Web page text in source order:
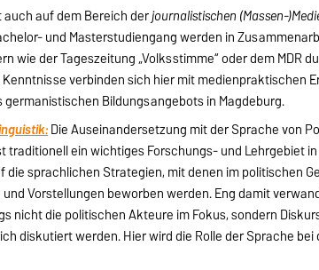
auch auf dem Bereich derjournalistischen (Massen-
und Masterstudiengang werden in
wie der Tageszeitung „Volksstimme“ oder dem MDR
verbinden sich hier mit medienpraktischen
Bildungsangebots in Magdeburg.
Die Auseinandersetzung mit der Sprache von
ein wichtiges Forschungs- und Lehrgebiet
die sprachlichen Strategien, mit denen im politischen
Vorstellungen beworben werden. Eng damit
nicht die politischen Akteure im Fokus, sondern
diskutiert werden. Hier wird die Rolle der Sprache